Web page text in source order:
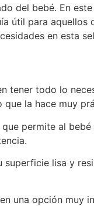
del bebé. En
útil para aquellos
en esta
tener todo lo
la hace muy
permite al
lisa y
una opción muy